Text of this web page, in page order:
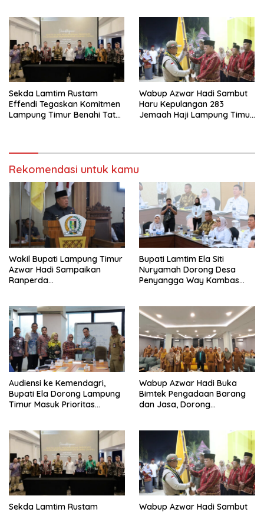
Sekda Lamtim Rustam
Effendi Tegaskan Komitmen
Lampung Timur Benahi Tata
Wabup Azwar Hadi Sambut
Haru Kepulangan 283
Jemaah Haji Lampung Timur,
Rekomendasi untuk kamu
Wakil Bupati Lampung Timur
Azwar Hadi Sampaikan
Ranperda
WTP Delapan Kali Berturut-
turut
Bupati Lamtim Ela Siti
Nuryamah Dorong Desa
Penyangga Way Kambas
Audiensi ke Kemendagri,
Bupati Ela Dorong Lampung
Timur Masuk Prioritas
Wabup Azwar Hadi Buka
Bimtek Pengadaan Barang
dan Jasa, Dorong
Sekda Lamtim Rustam
Wabup Azwar Hadi Sambut